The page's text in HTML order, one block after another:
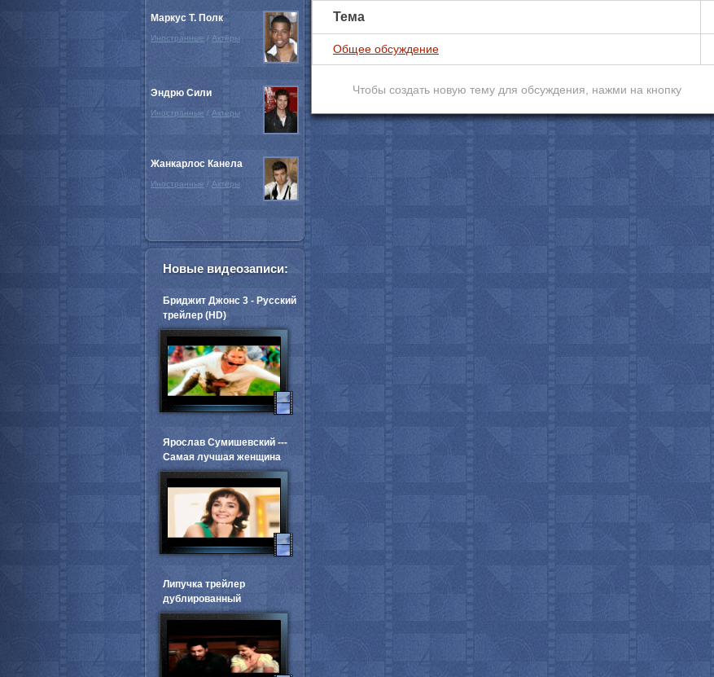
Тема
Общее обсуждение
Чтобы создать новую тему для обcуждения, нажми на кнопку
Маркус Т. Полк
Иностранные / Актёры
Эндрю Сили
Иностранные / Актёры
Жанкарлос Канела
Иностранные / Актёры
Новые видеозаписи:
Бриджит Джонс 3 - Русский
трейлер (HD)
Ярослав Сумишевский ---
Самая лучшая женщина
Липучка трейлер
дублированный